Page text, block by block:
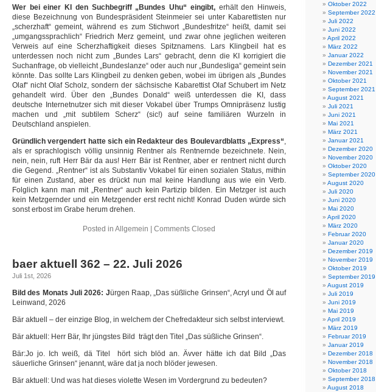
Wer bei einer KI den Suchbegriff „Bundes Uhu“ eingibt,erhält den Hinweis,
diese Bezeichnung von Bundespräsident Steinmeier sei unter Kabarettisten nur
„scherzhaft“ gemeint, während es zum Stichwort „Bundesfritze“ heißt, damit sei
„umgangssprachlich“ Friedrich Merz gemeint, und zwar ohne jeglichen weiteren
Verweis auf eine Scherzhaftigkeit dieses Spitznamens. Lars Klingbeil hat es
unterdessen noch nicht zum „Bundes Lars“ gebracht, denn die KI korrigiert die
Suchanfrage, ob vielleicht „Bundeslanze“ oder auch nur „Bundesliga“ gemeint sein
könnte. Das sollte Lars Klingbeil zu denken geben, wobei im übrigen als „Bundes
Olaf“ nicht Olaf Scholz, sondern der sächsische Kabarettist Olaf Schubert im Netz
gehandelt wird. Über den „Bundes Donald“ weiß unterdessen die KI, dass
deutsche Internetnutzer sich mit dieser Vokabel über Trumps Omnipräsenz lustig
machen und „mit subtilem Scherz“ (sic!) auf seine familiären Wurzeln in
Deutschland anspielen.
Gründlich vergendert hatte sich ein Redakteur des Boulevardblatts „Express“,
als er sprachlogisch völlig unsinnig Rentner als Rentnernde bezeichnete. Nein,
nein, nein, ruft Herr Bär da aus! Herr Bär ist Rentner, aber er rentnert nicht durch
die Gegend. „Rentner“ ist als Substantiv Vokabel für einen sozialen Status, mithin
für einen Zustand, aber es drückt nun mal keine Handlung aus wie ein Verb.
Folglich kann man mit „Rentner“ auch kein Partizip bilden. Ein Metzger ist auch
kein Metzgernder und ein Metzgender erst recht nicht! Konrad Duden würde sich
sonst erbost im Grabe herum drehen.
Posted in Allgemein | Comments Closed
baer aktuell 362 – 22. Juli 2026
Juli 1st, 2026
Bild des Monats Juli 2026: Jürgen Raap, „Das süßliche Grinsen“, Acryl und Öl auf
Leinwand, 2026
Bär aktuell – der einzige Blog, in welchem der Chefredakteur sich selbst interviewt.
Bär aktuell: Herr Bär, Ihr jüngstes Bild trägt den Titel „Das süßliche Grinsen“.
Bär:Jo jo. Ich weiß, dä Titel hört sich blöd an. Ävver hätte ich dat Bild „Das
säuerliche Grinsen“ jenannt, wäre dat ja noch blöder jewesen.
Bär aktuell: Und was hat dieses violette Wesen im Vordergrund zu bedeuten?
Oktober 2022
September 2022
Juli 2022
Juni 2022
April 2022
März 2022
Januar 2022
Dezember 2021
November 2021
Oktober 2021
September 2021
August 2021
Juli 2021
Juni 2021
Mai 2021
März 2021
Januar 2021
Dezember 2020
November 2020
Oktober 2020
September 2020
August 2020
Juli 2020
Juni 2020
Mai 2020
April 2020
März 2020
Februar 2020
Januar 2020
Dezember 2019
November 2019
Oktober 2019
September 2019
August 2019
Juli 2019
Juni 2019
Mai 2019
April 2019
März 2019
Februar 2019
Januar 2019
Dezember 2018
November 2018
Oktober 2018
September 2018
August 2018